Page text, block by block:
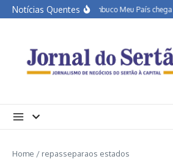
Ir para o conteúdo
Notícias QuentesPernambuco Meu País
Home / repasseparaos estados